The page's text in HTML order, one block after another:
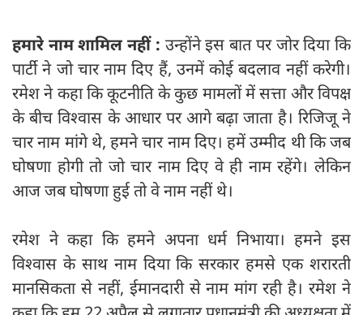
हमारे नाम शामिल नहीं : उन्होंने इस बात पर जोर दिया कि
पार्टी ने जो चार नाम दिए हैं, उनमें कोई बदलाव नहीं करेगी।
रमेश ने कहा कि कूटनीति के कुछ मामलों में सत्ता और विपक्ष
के बीच विश्वास के आधार पर आगे बढ़ा जाता है। रिजिजू ने
चार नाम मांगे थे, हमने चार नाम दिए। हमें उम्मीद थी कि जब
घोषणा होगी तो जो चार नाम दिए वे ही नाम रहेंगे। लेकिन
आज जब घोषणा हुई तो वे नाम नहीं थे।
रमेश ने कहा कि हमने अपना धर्म निभाया। हमने इस
विश्वास के साथ नाम दिया कि सरकार हमसे एक शरारती
मानसिकता से नहीं, ईमानदारी से नाम मांग रही है। रमेश ने